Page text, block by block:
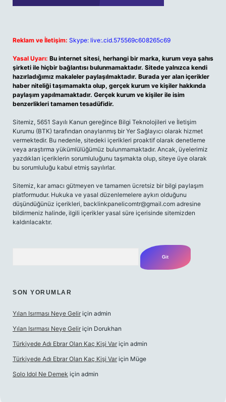
Reklam ve İletişim: Skype: live:.cid.575569c608265c69
Yasal Uyarı: Bu internet sitesi, herhangi bir marka, kurum veya şahıs
şirketi ile hiçbir bağlantısı bulunmamaktadır. Sitede yalnızca kendi
hazırladığımız makaleler paylaşılmaktadır. Burada yer alan içerikler
haber niteliği taşımamakta olup, gerçek kurum ve kişiler hakkında
paylaşım yapılmamaktadır. Gerçek kurum ve kişiler ile isim
benzerlikleri tamamen tesadüfidir.
Sitemiz, 5651 Sayılı Kanun gereğince Bilgi Teknolojileri ve İletişim
Kurumu (BTK) tarafından onaylanmış bir Yer Sağlayıcı olarak hizmet
vermektedir. Bu nedenle, sitedeki içerikleri proaktif olarak denetleme
veya araştırma yükümlülüğümüz bulunmamaktadır. Ancak, üyelerimiz
yazdıkları içeriklerin sorumluluğunu taşımakta olup, siteye üye olarak
bu sorumluluğu kabul etmiş sayılırlar.
Sitemiz, kar amacı gütmeyen ve tamamen ücretsiz bir bilgi paylaşım
platformudur. Hukuka ve yasal düzenlemelere aykırı olduğunu
düşündüğünüz içerikleri, backlinkpanelicomtr@gmail.com adresine
bildirmeniz halinde, ilgili içerikler yasal süre içerisinde sitemizden
kaldırılacaktır.
SON YORUMLAR
Yılan Isırması Neye Gelir için admin
Yılan Isırması Neye Gelir için Dorukhan
Türkiyede Adı Ebrar Olan Kaç Kişi Var için admin
Türkiyede Adı Ebrar Olan Kaç Kişi Var için Müge
Solo Idol Ne Demek için admin